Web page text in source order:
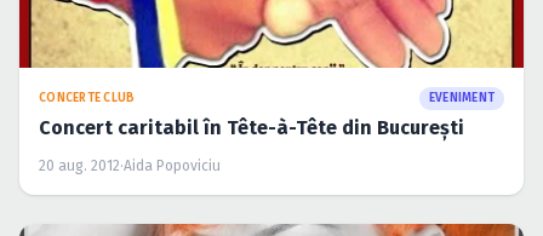
CONCERTE CLUB EVENIMENT
Concert caritabil în Tête-à-Tête din Bucureşti
20 aug. 2012·Aida Popoviciu